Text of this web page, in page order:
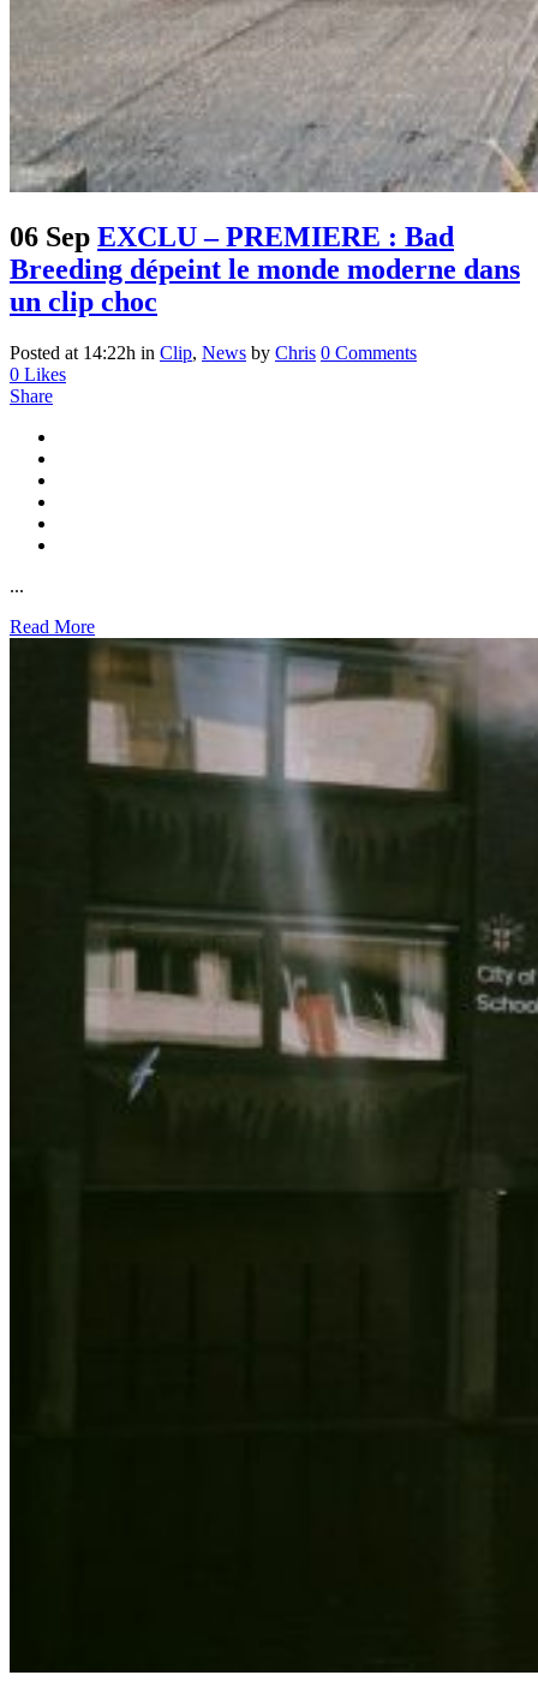
06 Sep EXCLU – PREMIERE : Bad
Breeding dépeint le monde moderne dans
un clip choc
Posted at 14:22h in Clip, News by Chris 0 Comments
0 Likes
Share
...
Read More